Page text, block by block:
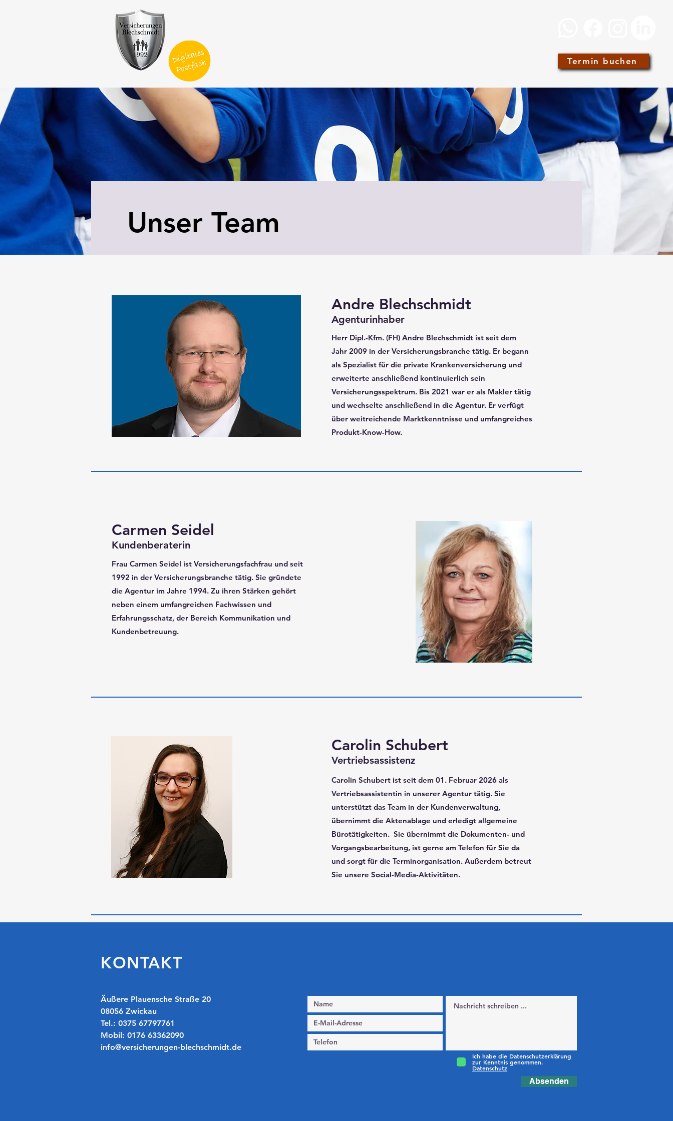
Termin buchen
Unser Team
Andre Blechschmidt
Agenturinhaber
Herr Dipl.-Kfm. (FH) Andre Blechschmidt ist seit dem
Jahr 2009 in der Versicherungsbranche tätig. Er begann
als Spezialist für die private Krankenversicherung und
erweiterte anschließend kontinuierlich sein
Versicherungsspektrum. Bis 2021 war er als Makler tätig
und wechselte anschließend in die Agentur. Er verfügt
über weitreichende Marktkenntnisse und umfangreiches
Produkt-Know-How.
Carmen Seidel
Kundenberaterin
Frau Carmen Seidel ist Versicherungsfachfrau und seit
1992 in der Versicherungsbranche tätig. Sie gründete
die Agentur im Jahre 1994. Zu ihren Stärken gehört
neben einem umfangreichen Fachwissen und
Erfahrungsschatz, der Bereich Kommunikation und
Kundenbetreuung.
Carolin Schubert
Vertriebsassistenz
Carolin Schubert ist seit dem 01. Februar 2026 als
Vertriebsassistentin in unserer Agentur tätig. Sie
unterstützt das Team in der Kundenverwaltung,
übernimmt die Aktenablage und erledigt allgemeine
Bürotätigkeiten. Sie übernimmt die Dokumenten- und
Vorgangsbearbeitung, ist gerne am Telefon für Sie da
und sorgt für die Terminorganisation. Außerdem betreut
Sie unsere Social-Media-Aktivitäten.
KONTAKT
​​Äußere Plauensche Straße 20
08056 Zwickau
Tel.: 0375 67797761
Mobil: 0176 63362090
info@versicherungen-blechschmidt.de
Ich habe die Datenschutzerklärung
zur Kenntnis genommen.
Datenschutz
Absenden